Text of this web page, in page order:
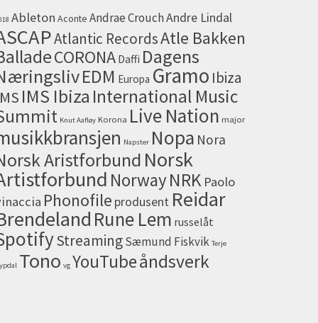
Ableton Aconte Andrae CrouchAndre Lindal
Atlantic RecordsAtle Bakken
CORONA Daffi Dagens
EDM Europa Gramo Ibiza
IMS Ibiza International Music
Knut Aafløy Korona Live Nation major
Napster Nopa Nora
Aristforbund Norsk
NorwayNRK Paolo
Phonofile produsent Reidar
Rune Lem russelåt
StreamingSæmund Fiskvik Terje
Tono vg YouTubeåndsverk